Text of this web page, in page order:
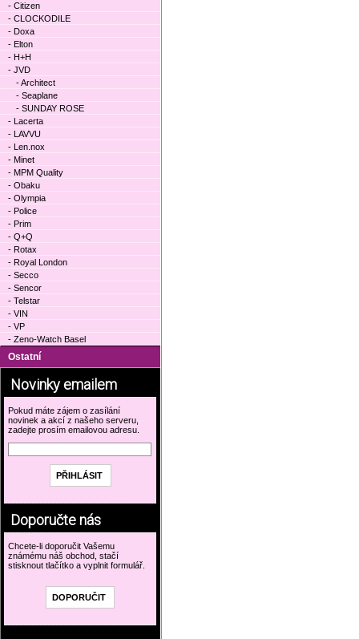
- Citizen
- CLOCKODILE
- Doxa
- Elton
- H+H
- JVD
- Architect
- Seaplane
- SUNDAY ROSE
- Lacerta
- LAVVU
- Len.nox
- Minet
- MPM Quality
- Obaku
- Olympia
- Police
- Prim
- Q+Q
- Rotax
- Royal London
- Secco
- Sencor
- Telstar
- VIN
- VP
- Zeno-Watch Basel
Ostatní
Novinky emailem
Pokud máte zájem o zasílání
novinek a akcí z našeho serveru,
zadejte prosím emailovou adresu.
Doporučte nás
Chcete-li doporučit Vašemu
známému náš obchod, stačí
stisknout tlačítko a vyplnit formulář.